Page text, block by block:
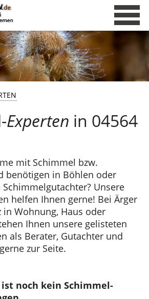
Experten in 04564
mit Schimmel bzw.
benötigen in Böhlen oder
Unsere
helfen Ihnen gerne! Bei Ärger
Wohnung, Haus oder
Ihnen unsere gelisteten
als Berater, Gutachter und
zur Seite.
ist noch kein Schimmel-